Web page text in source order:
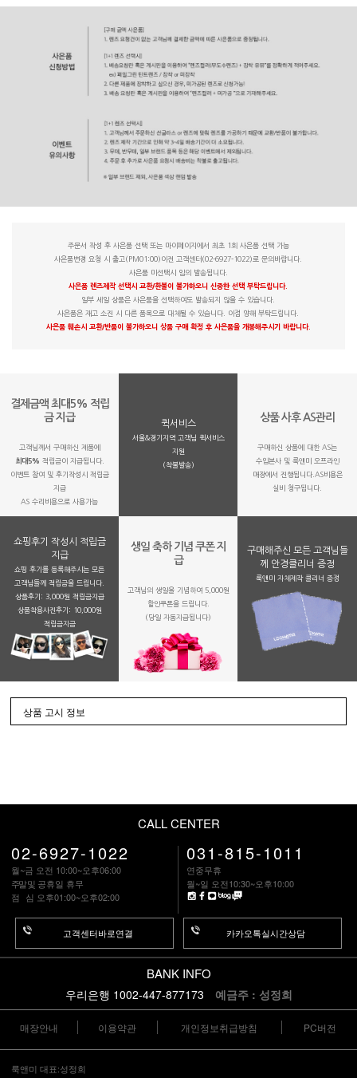
주문서 작성 후 사은품 선택 또는 마이페이지에서 최초 1회 사은품 선택 가능
사은품변경 요청 시 출고(PM01:00)이전 고객센터(02-6927-1022)로 문의바랍니다.
사은품 미선택시 임의 발송됩니다.
사은품 렌즈제작 선택시 교환/환불이 불가하오니 신중한 선택 부탁드립니다.
일부 세일 상품은 사은품을 선택하여도 발송되지 않을 수 있습니다.
사은품은 재고 소진 시 다른 품목으로 대체될 수 있습니다. 이점 양해 부탁드립니다.
사은품 훼손시 교환/반품이 불가하오니 상품 구매 확정 후 사은품을 개봉해주시기 바랍니다.
결제금액 최대5% 적립
금 지급
고객님께서 구매하신 제품에
최대5% 적립금이 지급됩니다.
이벤트 참여 및 후기작성시 적립금
지급
AS 수리비용으로 사용가능
퀵서비스
서울&경기지역 고객님 퀵서비스
지원
(착불발송)
상품 사후 AS관리
구매하신 상품에 대한 AS는
수입본사 및 룩앤미 오프라인
매장에서 진행됩니다.AS비용은
실비 청구됩니다.
쇼핑후기 작성시 적립금
지급
쇼핑 후기를 등록해주시는 모든
고객님들께 적립금을 드립니다.
상품후기: 3,000원 적립금지급
상품착용사진후기: 10,000원
적립금지금
생일 축하 기념 쿠폰 지
급
고객님의 생일을 기념하여 5,000원
할인쿠폰을 드립니다.
(당일 자동지급됩니다)
구매해주신 모든 고객님들
께 안경클리너 증정
룩앤미 자체제작 클리너 증정
상품 고시 정보
CALL CENTER
02-6927-1022
월~금 오전 10:00~오후06:00
주말및 공휴일 휴무
점 심 오후01:00~오후02:00
고객센터바로연결
031-815-1011
연중무휴
월~일 오전10:30~오후10:00
카카오톡실시간상담
BANK INFO
우리은행 1002-447-877173 예금주 : 성정희
매장안내 이용약관 개인정보취급방침 PC버전
룩앤미 대표:성정희